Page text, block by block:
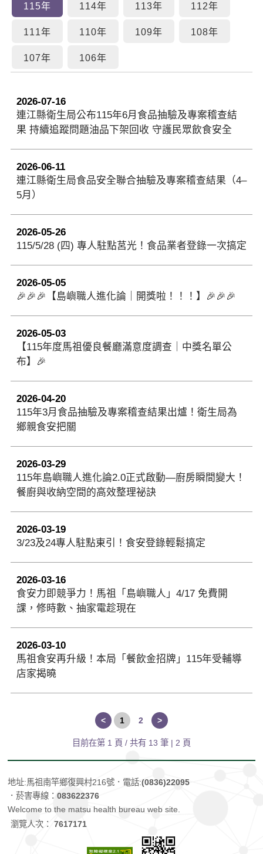
115年 114年 113年 112年
111年 110年 109年 108年
107年 106年
2026-07-16
連江縣衛生局公布115年6月食品抽驗及專案稽查結
果 持續追蹤問題油品下架回收 守護民眾飲食安全
2026-06-11
連江縣衛生局食品安全聯合抽驗及專案稽查結果（4–
5月）
2026-05-26
115/5/28 (四) 專人駐點莒光！食品業者登錄一次搞定
2026-05-05
🎉🎉🎉【島嶼職人進化論｜開獎啦！！！】🎉🎉🎉
2026-05-03
【115年度馬祖優良餐廳滿意度調查｜中獎名單公
布】🎉
2026-04-20
115年3月食品抽驗及專案稽查結果出爐！衛生局為
鄉親食安把關
2026-03-29
115年島嶼職人進化論2.0正式啟動—廚房瞬間變大！
餐廚與收納空間的高效整理祕訣
2026-03-19
3/23及24專人駐點東引！食安登錄輕鬆搞定
2026-03-16
食安力即競爭力！馬祖「島嶼職人」4/17 免費開
課，修時數、抽家電趁現在
2026-03-10
馬祖食安再升級！本局「餐飲金招牌」115年受輔導
店家揭曉
< 1 2 >
目前在第 1 頁 / 共有13 筆 | 2 頁
地址:馬祖南竿鄉復興村216號 ．電話:(0836)22095
．菸害專線：083622376
Welcome to the matsu health bureau web site.
瀏覽人次：7617171